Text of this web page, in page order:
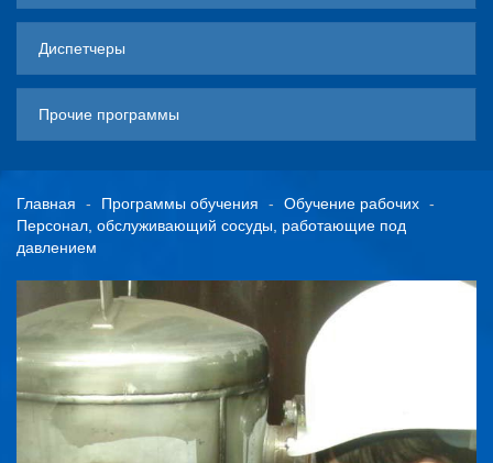
Диспетчеры
Прочие программы
Главная Программы обучения
Обучение рабочих
Персонал, обслуживающий сосуды, работающие под
давлением